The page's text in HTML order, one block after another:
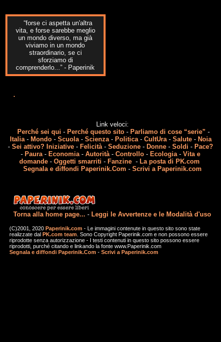
“forse ci aspetta un'altra
vita, e forse sarebbe meglio
un mondo diverso, ma già
viviamo in un mondo
straordinario, se ci
sforziamo di
comprenderlo...” - Paperinik
.
Link veloci:
Perché sei qui - Perché questo sito- Parliamo di cose “serie” -
Italia - Mondo - Scuola- Scienza- Politica- CultUra - Salute- Noia
- Sei attivo? Iniziative - Felicità- Seduzione - Donne - Soldi - Pace?
- Paura- Economia- Autorità- Controllo - Ecologia- Vita e
domande - Oggetti smarriti - Fanzine - La posta di PK.com
Segnala e diffondi Paperinik.Com - Scrivi a Paperinik.com
Torna alla home page... - Leggi le Avvertenze e le Modalità d'uso
(C)2001, 2020Paperinik.com - Le immagini contenute in questo sito sono state
realizzate dal PK.com team . Sono Copyright Paperinik.com e non possono essere
riprodotte senza autorizzazione - I testi contenuti in questo sito possono essere
riprodotti, purché citando e linkando la fonte www.Paperinik.com
Segnala e diffondi Paperinik.Com -Scrivi a Paperinik.com